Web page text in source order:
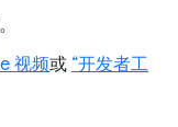
视频或 “开发者工